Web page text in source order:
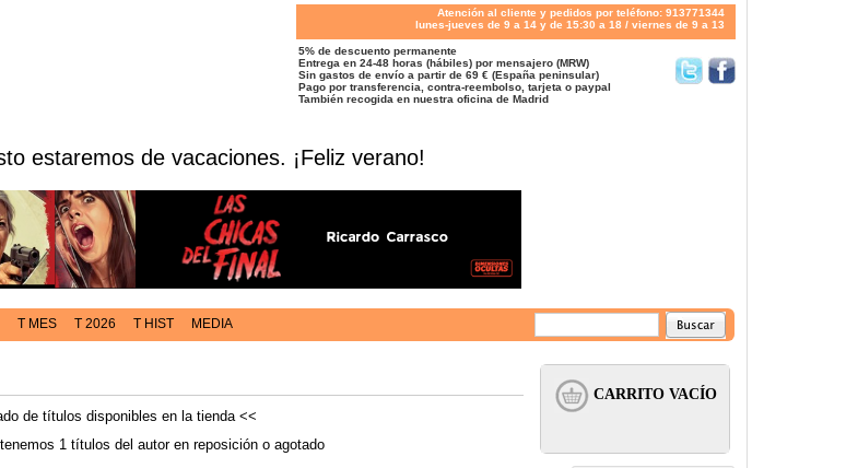
Atención al cliente y pedidos por teléfono: 913771344
lunes-jueves de 9 a 14 y de 15:30 a 18 / viernes de 9 a 13
5% de descuento permanente
Entrega en 24-48 horas (hábiles) por mensajero (MRW)
Sin gastos de envío a partir de 69 € (España peninsular)
Pago por transferencia, contra-reembolso, tarjeta o paypal
También recogida en nuestra oficina de Madrid
estaremos de vacaciones. ¡Feliz verano!
T MES T 2026 T HIST MEDIA
de títulos disponibles en la tienda <<
1 títulos del autor en reposición o agotado